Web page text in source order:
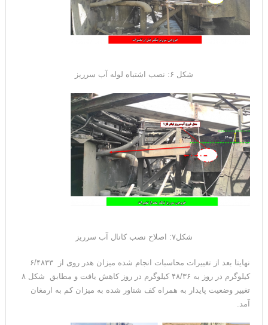
شکل ۶: نصب اشتباه لوله آب سرریز
شکل۷: اصلاح نصب کانال آب سرریز
نهایتا بعد از تغییرات محاسبات انجام شده میزان هدر روی از ۶/۴۸۳۳
کیلوگرم در روز به ۴۸/۳۶ کیلوگرم در روز کاهش یافت و مطابق شکل ۸
تغییر وضعیت پایدار به همراه کف شناور شده به میزان کم به ارمغان
آمد.